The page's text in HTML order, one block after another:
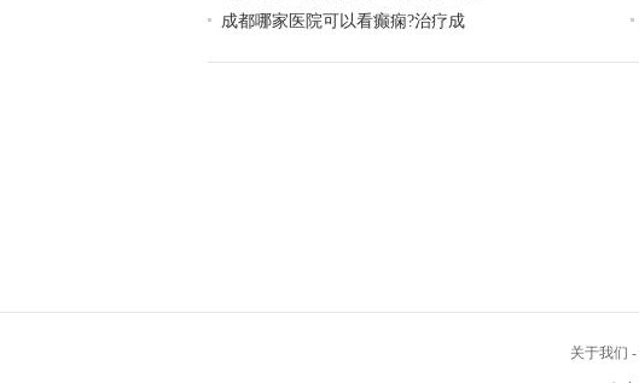
​成都哪家医院可以看癫痫?治疗成
关于我们 -